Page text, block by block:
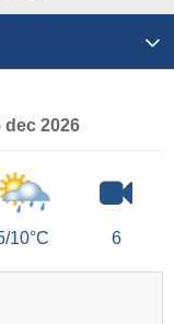
dec 2026
10°C 6